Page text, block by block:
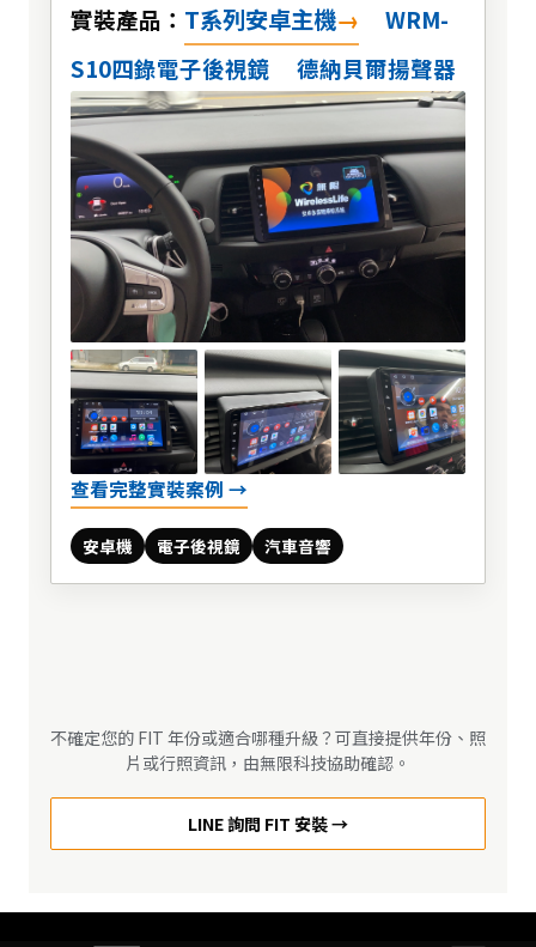
實裝產品： T系列安卓主機
WRM-
S10四錄電子後視鏡
德納貝爾揚聲器
查看完整實裝案例 →
安卓機 電子後視鏡 汽車音響
不確定您的 FIT 年份或適合哪種升級？可直接提供年份、照
片或行照資訊，由無限科技協助確認。
LINE 詢問 FIT 安裝 →